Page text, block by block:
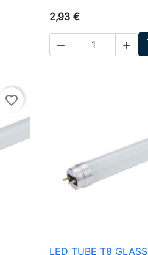
au panier
2,93 €
 
favorite_border
LED TUBE T8